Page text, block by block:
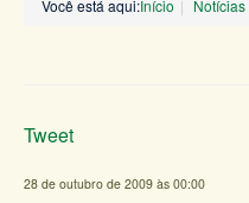
Você está aqui:Início Notícias
Tweet
28 de outubro de 2009 às 00:00